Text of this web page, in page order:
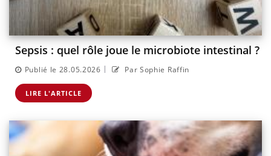
Sepsis : quel rôle joue le microbiote intestinal ?
Publié le 28.05.2026 | Par Sophie Raffin
LIRE L'ARTICLE